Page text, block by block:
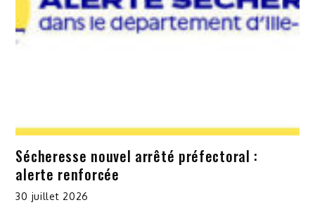
Sécheresse nouvel arrêté préfectoral :
alerte renforcée
30 juillet 2026